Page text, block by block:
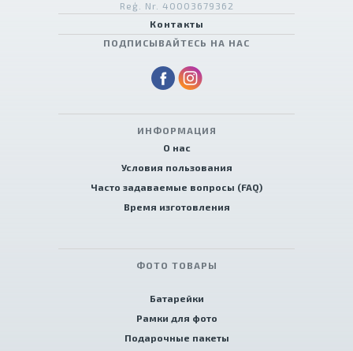
Reģ. Nr. 40003679362
Контакты
ПОДПИСЫВАЙТЕСЬ НА НАС
ИНФОРМАЦИЯ
О нас
Условия пользования
Часто задаваемые вопросы (FAQ)
Время изготовления
ФОТО ТОВАРЫ
Батарейки
Рамки для фото
Подарочные пакеты